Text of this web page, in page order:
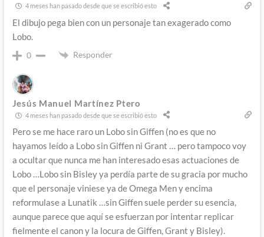
4 meses han pasado desde que se escribió esto
El dibujo pega bien con un personaje tan exagerado como
Lobo.
0 Responder
Jesús Manuel Martínez Ptero
4 meses han pasado desde que se escribió esto
Pero se me hace raro un Lobo sin Giffen (no es que no
hayamos leído a Lobo sin Giffen ni Grant … pero tampoco voy
a ocultar que nunca me han interesado esas actuaciones de
Lobo …Lobo sin Bisley ya perdía parte de su gracia por mucho
que el personaje viniese ya de Omega Men y encima
reformulase a Lunatik …sin Giffen suele perder su esencia,
aunque parece que aquí se esfuerzan por intentar replicar
fielmente el canon y la locura de Giffen, Grant y Bisley).